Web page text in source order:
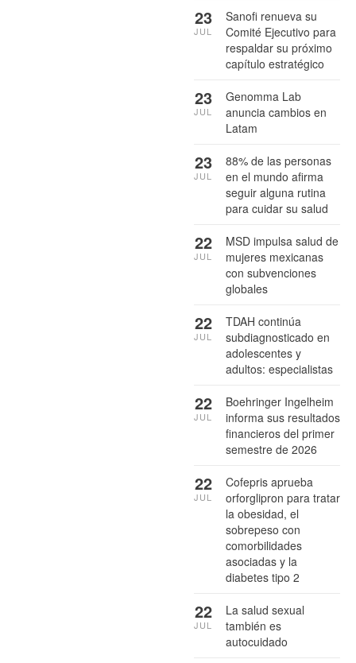
Sanofi renueva su
Comité Ejecutivo para
respaldar su próximo
capítulo estratégico
23
JUL
Genomma Lab
anuncia cambios en
Latam
23
JUL
88% de las personas
en el mundo afirma
seguir alguna rutina
para cuidar su salud
23
JUL
MSD impulsa salud de
mujeres mexicanas
con subvenciones
globales
22
JUL
TDAH continúa
subdiagnosticado en
adolescentes y
adultos: especialistas
22
JUL
Boehringer Ingelheim
informa sus resultados
financieros del primer
semestre de 2026
22
JUL
Cofepris aprueba
orforglipron para tratar
la obesidad, el
sobrepeso con
comorbilidades
asociadas y la
diabetes tipo 2
22
JUL
La salud sexual
también es
autocuidado
22
JUL